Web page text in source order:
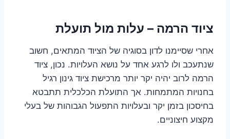
ציוד הרמה – עלות מול תועלת
אחרי שסיימנו לדון בסוגיה של הציוד המתאים, חשוב
שנתעכב ולו לרגע אחד על נושא העלויות. נכון, ציוד
הרמה לרוב יהיה יקר יותר מרכישת ציוד גינון רגיל
בחנויות המתמחות. אך התועלת הכלכלית תתבטא
בחיסכון בזמן יקר ובעלויות התפעול הגבוהות של בעלי
מקצוע חיצוניים.